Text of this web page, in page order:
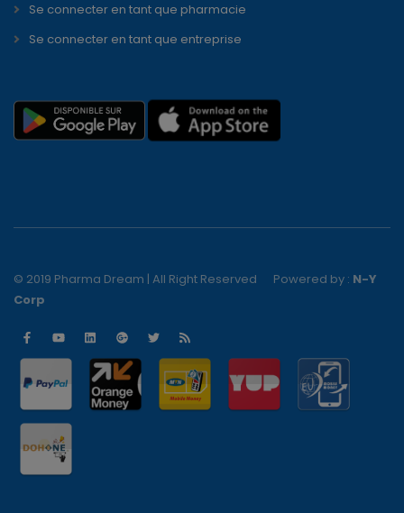
Se connecter en tant que pharmacie
Se connecter en tant que entreprise
© 2019 Pharma Dream | All Right Reserved Powered by : N-Y
Corp